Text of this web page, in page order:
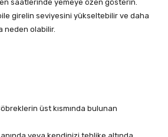
saatlerinde yemeye özen gösterin.
girelin seviyesini yükseltebilir ve daha
neden olabilir.
üst kısmında bulunan